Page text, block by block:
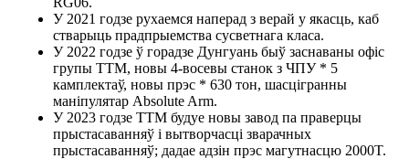
У 2021 годзе рухаемся наперад з верай у якасць, каб
стварыць прадпрыемства сусветнага класа.
У 2022 годзе ў горадзе Дунгуань быў заснаваны офіс
групы TTM, новы 4-восевы станок з ЧПУ * 5
камплектаў, новы прэс * 630 тон, шасцігранны
маніпулятар Absolute Arm.
У 2023 годзе TTM будуе новы завод па праверцы
прыстасаванняў і вытворчасці зварачных
прыстасаванняў; дадае адзін прэс магутнасцю 2000T.